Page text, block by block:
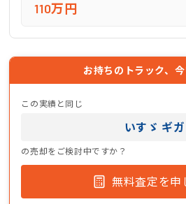
110万円
お持ちのトラック、今
この実績と同じ
いすゞ ギガ
の売却をご検討中ですか？
無料査定を申